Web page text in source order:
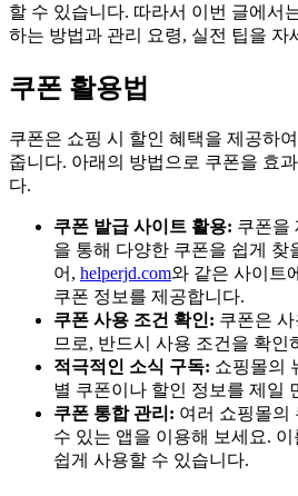
할 수 있습니다. 따라서 이번 글에서
하는 방법과 관리 요령, 실전 팁을 자
쿠폰 활용법
쿠폰은 쇼핑 시 할인 혜택을 제공하
줍니다. 아래의 방법으로 쿠폰을 효
다.
쿠폰 발급 사이트 활용: 쿠폰을
을 통해 다양한 쿠폰을 쉽게 찾
어, helperjd.com와 같은 사이트
쿠폰 정보를 제공합니다.
쿠폰 사용 조건 확인: 쿠폰은
므로, 반드시 사용 조건을 확인
적극적인 소식 구독: 쇼핑몰의
별 쿠폰이나 할인 정보를 제일
쿠폰 통합 관리: 여러 쇼핑몰의
수 있는 앱을 이용해 보세요.
쉽게 사용할 수 있습니다.